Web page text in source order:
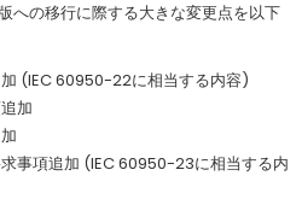
への移行に際する大きな変更点を以下
(IEC 60950-22に相当する内容)
加
事項追加 (IEC 60950-23に相当する内